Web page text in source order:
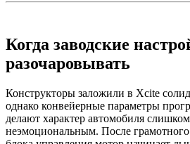
Когда заводские
разочаровывать
Конструкторы заложили в Xcite
однако конвейерные параметры
делают характер автомобиля
неэмоциональным. После